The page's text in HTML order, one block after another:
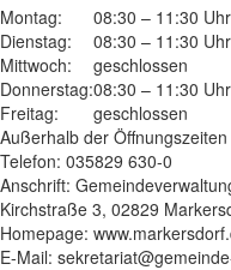
Montag:
08:30 – 11:30 Uhr
Dienstag:
08:30 – 11:30
Mittwoch:
geschlossen
Donnerstag:08:30 – 11:30
Freitag:
geschlossen
Außerhalb der
Telefon: 035829 630-0
Anschrift:
Kirchstraße 3, 02829
Homepage:
E-Mail: